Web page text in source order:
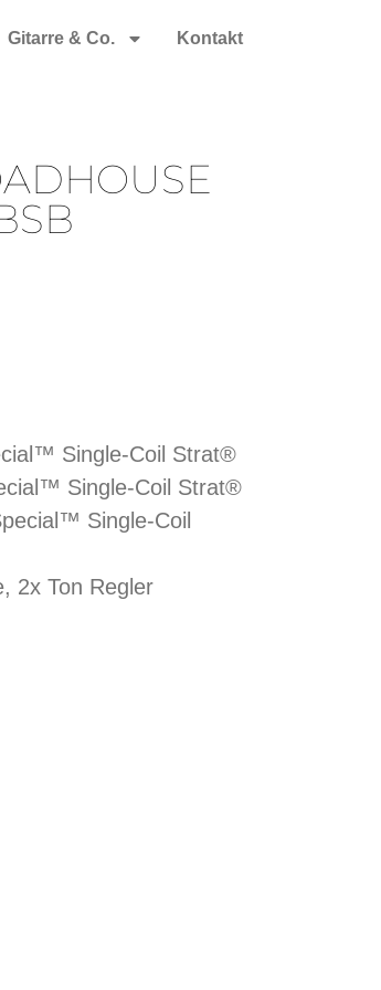
Gitarre & Co. Kontakt
Single-Coil Strat®
Single-Coil Strat®
Single-Coil
2x Ton Regler